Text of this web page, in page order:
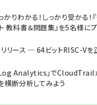
りわかる！しっかり受かる！
教科書＆問題集』を5名様にプ
リース ─ 64ビットRISC-Vを
Analytics」で
横断分析してみよう